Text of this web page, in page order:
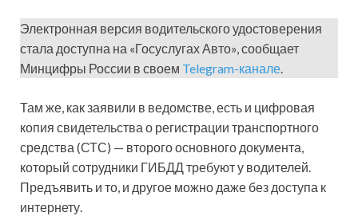
Электронная версия водительского удостоверения
стала доступна на «Госуслугах Авто», сообщает
Минцифры России в своем Telegram-канале.
Там же, как заявили в ведомстве, есть и цифровая
копия свидетельства о регистрации транспортного
средства (СТС) — второго основного документа,
который сотрудники ГИБДД требуют у водителей.
Предъявить и то, и другое можно даже без доступа к
интернету.